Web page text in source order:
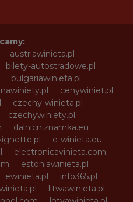
austriawinieta.pl
bilety-autostradowe.pl
bulgariawinieta.pl
cenywiniet.pl
czechy-winieta.pl
czechywiniety.pl
dalnicniznamka.eu
e-winieta.eu
electronicavinieta.com
estoniawinieta.pl
ewinieta.pl
info365.pl
litwawinieta.pl